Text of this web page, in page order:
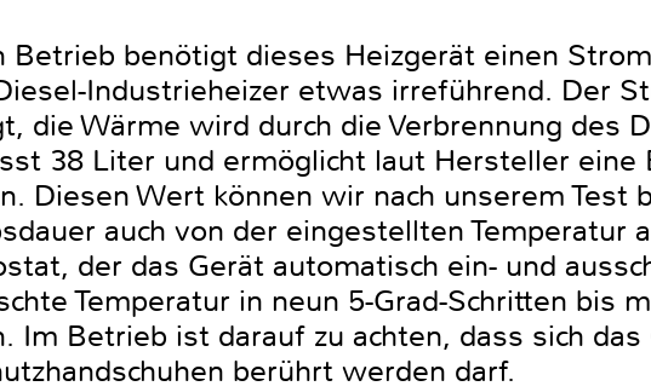
Betrieb benötigt dieses Heizgerät einen
Industrieheizer etwas irreführend. Der
die Wärme wird durch die Verbrennung des
38 Liter und ermöglicht laut Hersteller eine
Diesen Wert können wir nach unserem Test
auch von der eingestellten Temperatur
der das Gerät automatisch ein- und
Temperatur in neun 5-Grad-Schritten bis
Im Betrieb ist darauf zu achten, dass sich
berührt werden darf.